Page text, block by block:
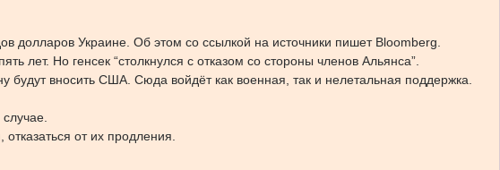
долларов Украине. Об этом со ссылкой на источники пишет Bloomberg.
лет. Но генсек “столкнулся с отказом со стороны членов Альянса”.
вносить США. Сюда войдёт как военная, так и нелетальная поддержка.
от их продления.